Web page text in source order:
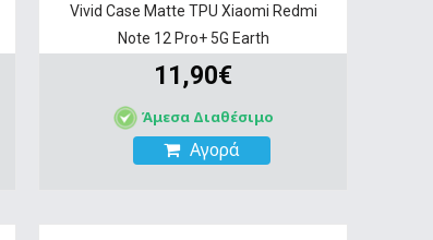
Vivid Case Matte TPU Xiaomi Redmi
Note 12 Pro+ 5G Earth
11,90€
Άμεσα Διαθέσιμο
Αγορά